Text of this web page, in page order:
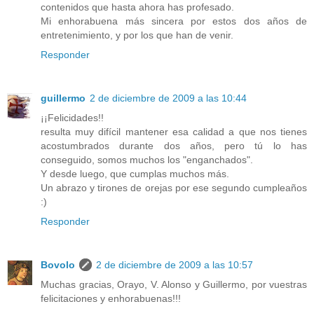
contenidos que hasta ahora has profesado.
Mi enhorabuena más sincera por estos dos años de
entretenimiento, y por los que han de venir.
Responder
guillermo 2 de diciembre de 2009 a las 10:44
¡¡Felicidades!!
resulta muy difícil mantener esa calidad a que nos tienes
acostumbrados durante dos años, pero tú lo has
conseguido, somos muchos los "enganchados".
Y desde luego, que cumplas muchos más.
Un abrazo y tirones de orejas por ese segundo cumpleaños
:)
Responder
Bovolo
2 de diciembre de 2009 a las 10:57
Muchas gracias, Orayo, V. Alonso y Guillermo, por vuestras
felicitaciones y enhorabuenas!!!